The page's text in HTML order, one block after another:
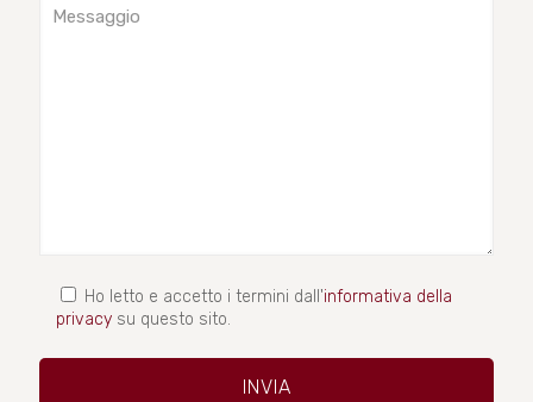
Ho letto e accetto i termini dall'informativa della
privacy su questo sito.